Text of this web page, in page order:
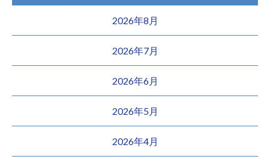
2026年8月
2026年7月
2026年6月
2026年5月
2026年4月